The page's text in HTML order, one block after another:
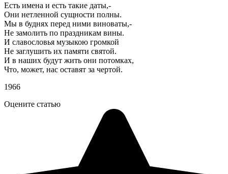
Есть имена и есть такие даты,-
Они нетленной сущности полны.
Мы в буднях перед ними виноваты,-
Не замолить по праздникам вины.
И славословья музыкою громкой
Не заглушить их памяти святой.
И в наших будут жить они потомках,
Что, может, нас оставят за чертой.
1966
Оцените статью